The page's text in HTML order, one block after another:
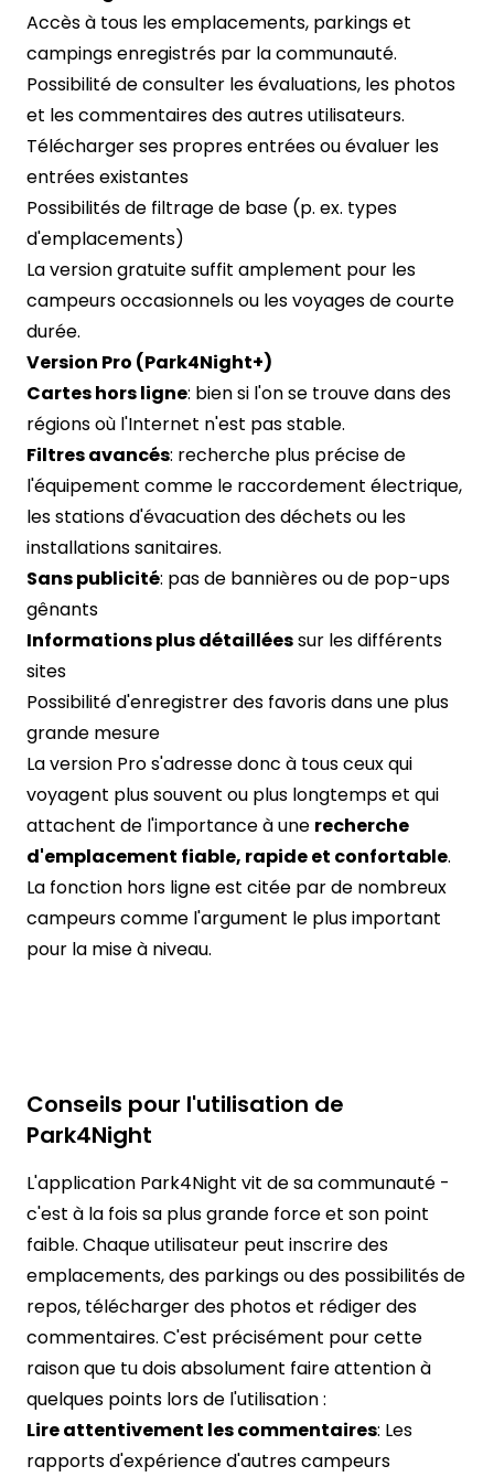
Accès à tous les emplacements, parkings et
campings enregistrés par la communauté.
Possibilité de consulter les évaluations, les photos
et les commentaires des autres utilisateurs.
Télécharger ses propres entrées ou évaluer les
entrées existantes
Possibilités de filtrage de base (p. ex. types
d'emplacements)
La version gratuite suffit amplement pour les
campeurs occasionnels ou les voyages de courte
durée.
Version Pro (Park4Night+)
Cartes hors ligne: bien si l'on se trouve dans des
régions où l'Internet n'est pas stable.
Filtres avancés: recherche plus précise de
l'équipement comme le raccordement électrique,
les stations d'évacuation des déchets ou les
installations sanitaires.
Sans publicité: pas de bannières ou de pop-ups
gênants
Informations plus détailléessur les différents
sites
Possibilité d'enregistrer des favoris dans une plus
grande mesure
La version Pro s'adresse donc à tous ceux qui
voyagent plus souvent ou plus longtemps et qui
attachent de l'importance à une recherche
d'emplacement fiable, rapide et confortable.
La fonction hors ligne est citée par de nombreux
campeurs comme l'argument le plus important
pour la mise à niveau.
Conseils pour l'utilisation de
Park4Night
L'application Park4Night vit de sa communauté -
c'est à la fois sa plus grande force et son point
faible. Chaque utilisateur peut inscrire des
emplacements, des parkings ou des possibilités de
repos, télécharger des photos et rédiger des
commentaires. C'est précisément pour cette
raison que tu dois absolument faire attention à
quelques points lors de l'utilisation :
Lire attentivement les commentaires: Les
rapports d'expérience d'autres campeurs